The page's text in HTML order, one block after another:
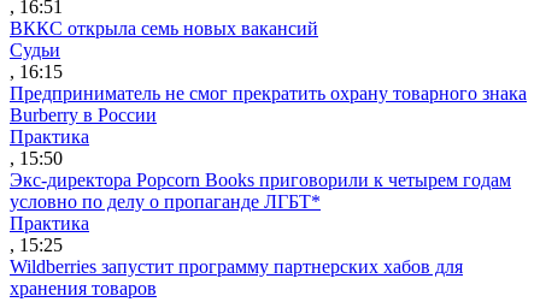
, 16:51
ВККС открыла семь новых вакансий
Судьи
, 16:15
Предприниматель не смог прекратить охрану товарного знака
Burberry в России
Практика
, 15:50
Экс-директора Popcorn Books приговорили к четырем годам
условно по делу о пропаганде ЛГБТ*
Практика
, 15:25
Wildberries запустит программу партнерских хабов для
хранения товаров